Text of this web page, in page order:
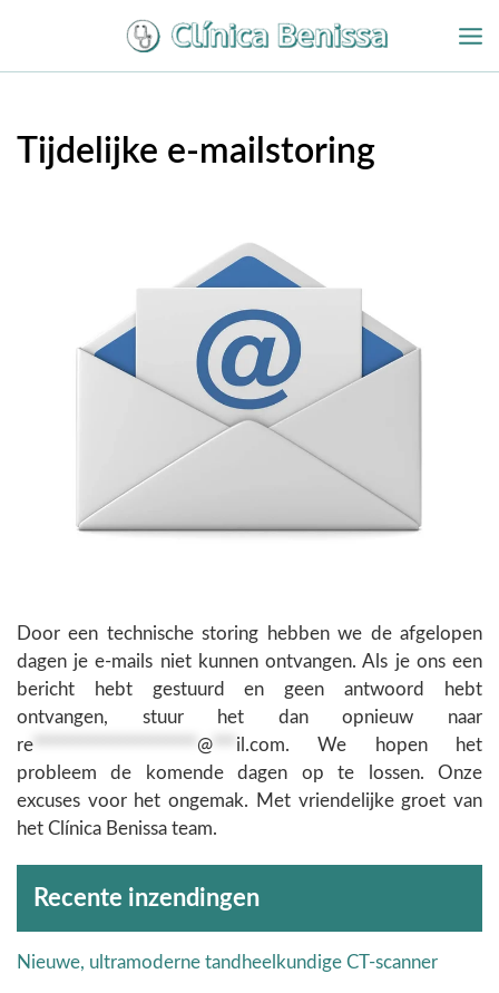
inhoud
Tijdelijke e-mailstoring
Door een technische storing hebben we de afgelopen
dagen je e-mails niet kunnen ontvangen. Als je ons een
bericht hebt gestuurd en geen antwoord hebt
ontvangen, stuur het dan opnieuw naar
re
@ il.com. We hopen het
probleem de komende dagen op te lossen. Onze
excuses voor het ongemak. Met vriendelijke groet van
het Clínica Benissa team.
Recente inzendingen
Nieuwe, ultramoderne tandheelkundige CT-scanner